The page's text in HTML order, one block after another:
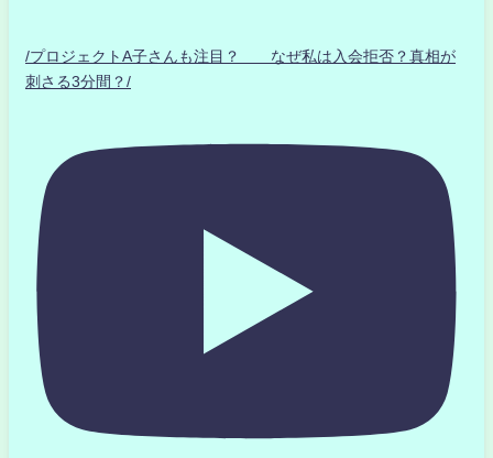
/プロジェクトA子さんも注目？ なぜ私は入会拒否？真相が
刺さる3分間？/